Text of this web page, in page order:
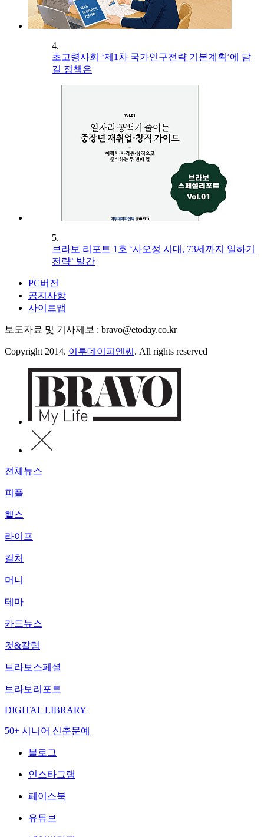
4.
초고령사회 ‘제1차 국가인구전략 기본계획’에 담
길 정책은
5.
브라보 리포트 1호 ‘사오정 시대, 73세까지 일하기
전략’ 발간
PC버전
공지사항
사이트맵
보도자료 및 기사제보 : bravo@etoday.co.kr
Copyright 2014. 이투데이피엔씨 . All rights reserved
전체뉴스
피플
헬스
라이프
컬처
머니
테마
카드뉴스
컷&칼럼
브라보스페셜
브라보리포트
DIGITAL LIBRARY
50+ 시니어 신춘문예
블로그
인스타그램
페이스북
유튜브